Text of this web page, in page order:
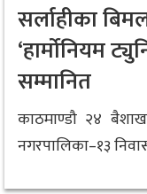
सर्लाहीका
‘हार्मोनियम
सम्मानित
काठमाण्डौ २४
नगरपालिका–१३